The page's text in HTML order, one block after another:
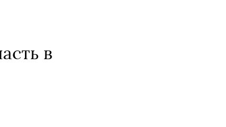
в